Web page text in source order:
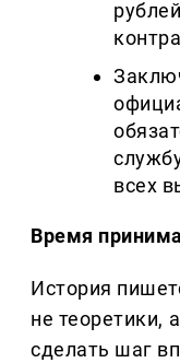
всех
Время
История
не теоретики,
сделать шаг